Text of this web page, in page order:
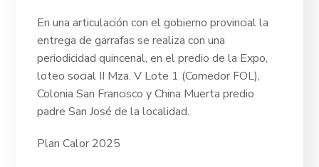
En una articulación con el gobierno provincial la
entrega de garrafas se realiza con una
periodicidad quincenal, en el predio de la Expo,
loteo social II Mza. V Lote 1 (Comedor FOL),
Colonia San Francisco y China Muerta predio
padre San José de la localidad.
Plan Calor 2025